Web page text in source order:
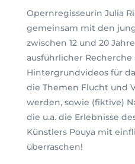
Opernregisseurin Julia
gemeinsam mit den
zwischen 12 und 20
ausführlicher
Hintergrundvideos für
die Themen Flucht und
werden, sowie (fiktive)
die u.a. die Erlebnisse
Künstlers Pouya mit
überraschen!